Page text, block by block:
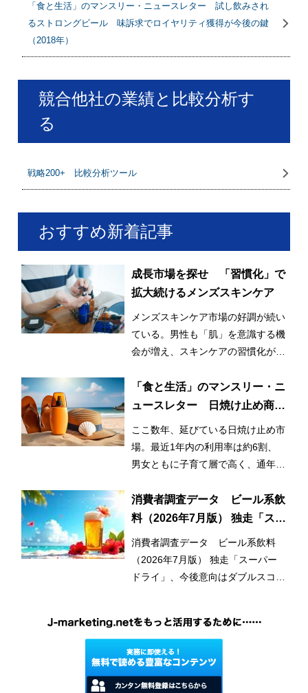
「食と生活」のマンスリー・ニュースレター 試し飲みされ
るストロングビール 味訴求でロイヤリティ獲得が今後の鍵
（2018年）
競合他社の業績と比較分析す
る
戦略200+ 比較分析ツール
おすすめ新着記事
成長市場を探せ 「習慣化」で
拡大続けるメンズスキンケア
メンズスキンケア市場の好調が続い
ている。男性も「肌」を意識する機
会が増え、スキンケアの習慣化が始
「食と生活」のマンスリー・ニ
ュースレター 日焼け止め商品
の利用率が3割増！ 日常的かつ
早期化・長期化する日焼け止め
市場
ここ数年、延びている日焼け止め市
場。最近1年内の利用率は約6割、
男女ともに子育て層で高く、通年利
とつの要因となっている。
消費者調査データ ビール系飲
料（2026年7月版） 独走「スー
パードライ」、今後意向はダブ
ルスコアに
消費者調査データ ビール系飲料
（2026年7月版） 独走「スーパー
ドライ」、今後意向はダブルスコア